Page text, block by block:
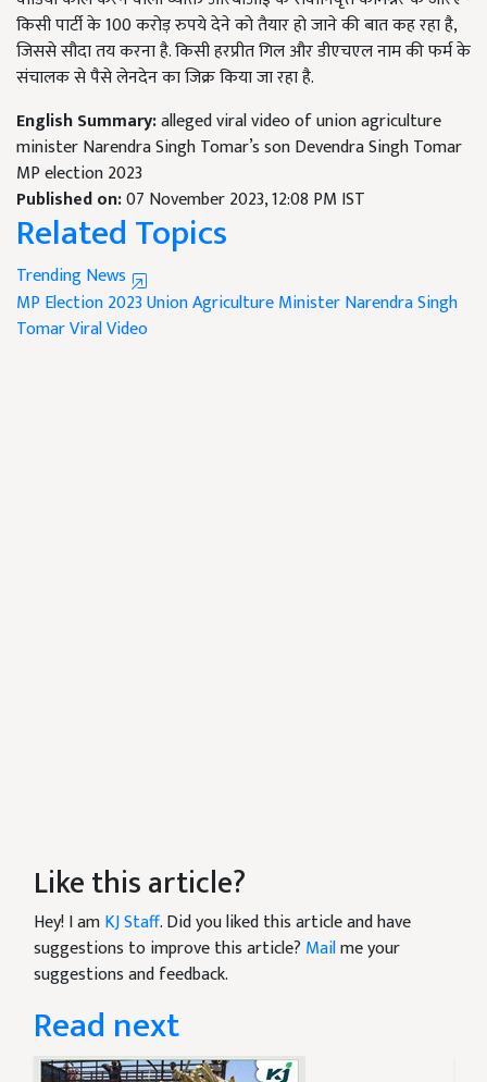
किसी पार्टी के 100 करोड़ रुपये देने को तैयार हो जाने की बात कह रहा है,
जिससे सौदा तय करना है. किसी हरप्रीत गिल और डीएचएल नाम की फर्म के
संचालक से पैसे लेनदेन का जिक्र किया जा रहा है.
English Summary:alleged viral video of union agriculture
minister Narendra Singh Tomar’s son Devendra Singh Tomar
MP election 2023
Published on:07 November 2023, 12:08 PM IST
Related Topics
Trending News
MP Election 2023Union Agriculture MinisterNarendra Singh
TomarViral Video
Like this article?
Hey! I amKJ Staff. Did you liked this article and have
suggestions to improve this article? Mailme your
suggestions and feedback.
Read next